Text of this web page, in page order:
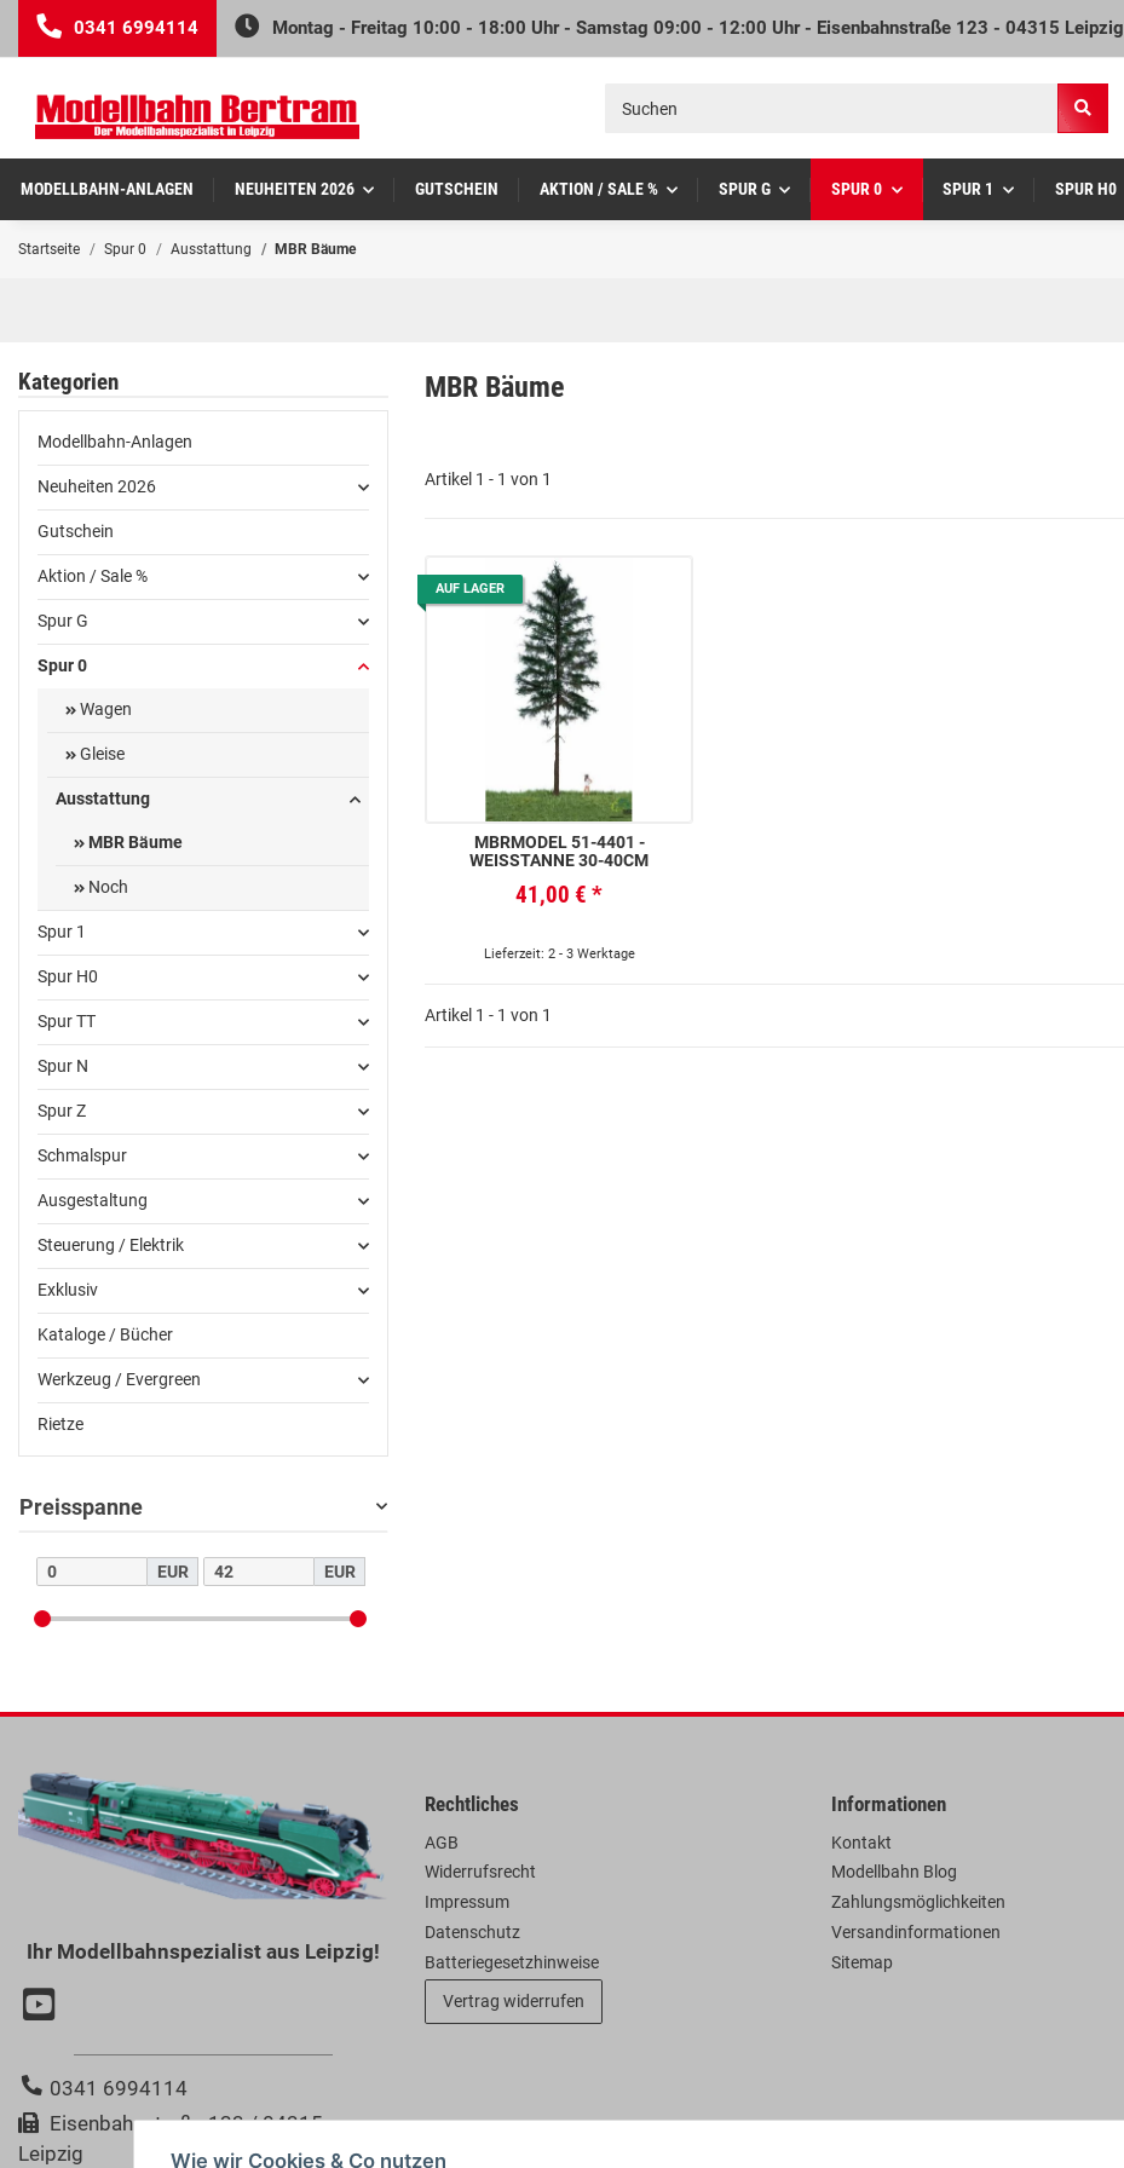
0341 6994114 Montag - Freitag 10:00 - 18:00 Uhr - Samstag 09:00 - 12:00 Uhr - Eisenbahnstraße 123 - 04315 Leipzig
MODELLBAHN-ANLAGEN NEUHEITEN 2026 GUTSCHEIN AKTION / SALE % SPUR G SPUR 0 SPUR 1 SPUR H0
Startseite Spur 0 Ausstattung MBR Bäume
MBR Bäume
Artikel 1 - 1 von 1
AUF LAGER
MBRMODEL 51-4401 -
WEISSTANNE 30-40CM
41,00 € *
Lieferzeit: 2 - 3 Werktage
Artikel 1 - 1 von 1
Kategorien
Modellbahn-Anlagen
Neuheiten 2026
Gutschein
Aktion / Sale %
Spur G
Spur 0
Wagen
Gleise
Ausstattung
MBR Bäume
Noch
Spur 1
Spur H0
Spur TT
Spur N
Spur Z
Schmalspur
Ausgestaltung
Steuerung / Elektrik
Exklusiv
Kataloge / Bücher
Werkzeug / Evergreen
Rietze
Preisspanne
EUR EUR
Ihr Modellbahnspezialist aus Leipzig!
0341 6994114
Eisenbahnstraße 123 / 04315
Leipzig
Rechtliches
AGB
Widerrufsrecht
Impressum
Datenschutz
Batteriegesetzhinweise
Vertrag widerrufen
Informationen
Kontakt
Modellbahn Blog
Zahlungsmöglichkeiten
Versandinformationen
Sitemap
Wie wir Cookies & Co nutzen